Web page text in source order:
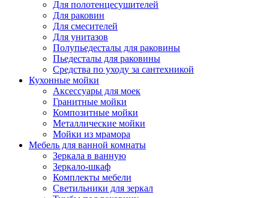
Для полотенцесушителей
Для раковин
Для смесителей
Для унитазов
Полупьедесталы для раковины
Пьедесталы для раковины
Средства по уходу за сантехникой
Кухонные мойки
Аксессуары для моек
Гранитные мойки
Композитные мойки
Металлические мойки
Мойки из мрамора
Мебель для ванной комнаты
Зеркала в ванную
Зеркало-шкаф
Комплекты мебели
Светильники для зеркал